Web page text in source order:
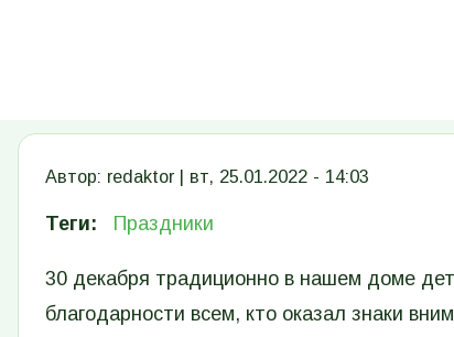
Автор: redaktor вт, 25.01.2022 - 14:03
Теги Праздники
30 декабря традиционно в нашем доме
благодарности всем, кто оказал знаки